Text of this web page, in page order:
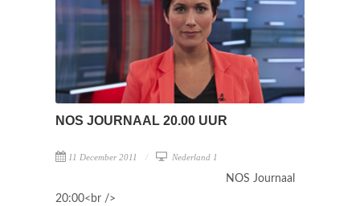
NOS JOURNAAL 20.00 UUR
11 December 2011 Nederland 1
NOS Journaal
20:00<br />